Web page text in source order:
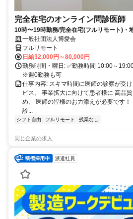
完全在宅のオンライン問診医師
10時〜19時勤務/完全在宅(フルリモート)・
業務一般社団法人博愛会
フルリモート
日給32,000円～80,000円
勤務時間・曜日: ✅勤務時間 10:00～
※週0勤務も可
仕事内容: スキマ時間に医師の診察が受
ビス。 事業拡大に向けて患者様に 高品
め、 医師の皆様のお力添えが必要です
診...
シフト自由 フルリモート 残業なし
同じ企業の求人
派遣社員